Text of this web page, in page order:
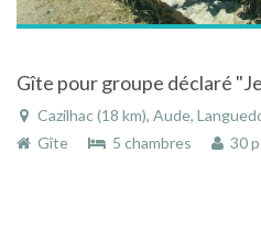
Cazilhac (18 km), Aude,
Gîte
5 chambres 30